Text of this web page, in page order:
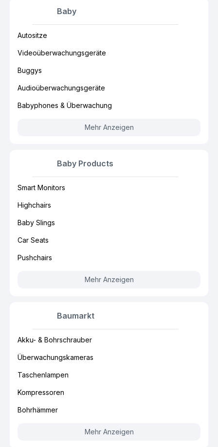
Baby
Autositze
Videoüberwachungsgeräte
Buggys
Audioüberwachungsgeräte
Babyphones & Überwachung
Mehr Anzeigen
Baby Products
Smart Monitors
Highchairs
Baby Slings
Car Seats
Pushchairs
Mehr Anzeigen
Baumarkt
Akku- & Bohrschrauber
Überwachungskameras
Taschenlampen
Kompressoren
Bohrhämmer
Mehr Anzeigen